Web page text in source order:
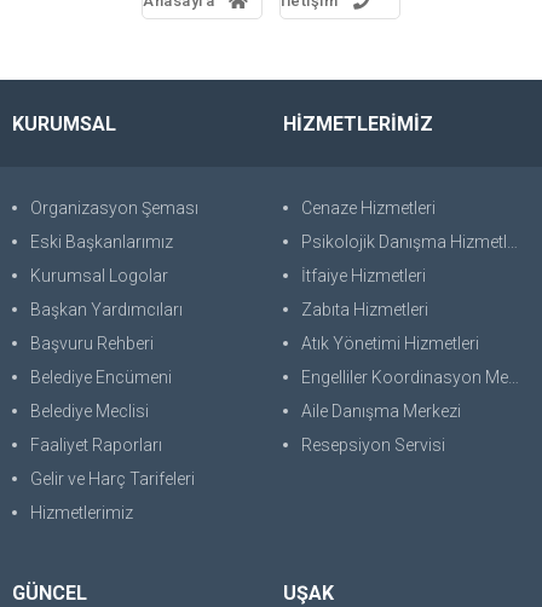
KURUMSAL
Organizasyon Şeması
Eski Başkanlarımız
Kurumsal Logolar
Başkan Yardımcıları
Başvuru Rehberi
Belediye Encümeni
Belediye Meclisi
Faaliyet Raporları
Gelir ve Harç Tarifeleri
Hizmetlerimiz
HİZMETLERİMİZ
Cenaze Hizmetleri
Psikolojik Danışma Hizmetleri
İtfaiye Hizmetleri
Zabıta Hizmetleri
Atık Yönetimi Hizmetleri
Engelliler Koordinasyon Merkezi
Aile Danışma Merkezi
Resepsiyon Servisi
GÜNCEL UŞAK